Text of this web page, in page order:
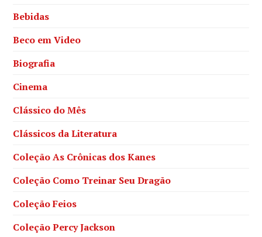
Bebidas
Beco em Video
Biografia
Cinema
Clássico do Mês
Clássicos da Literatura
Coleção As Crônicas dos Kanes
Coleção Como Treinar Seu Dragão
Coleção Feios
Coleção Percy Jackson